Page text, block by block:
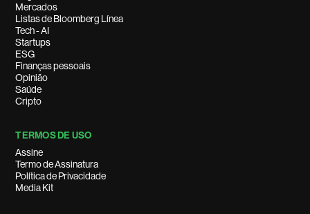
Mercados
Listas de Bloomberg Línea
Tech - AI
Startups
ESG
Finanças pessoais
Opinião
Saúde
Cripto
TERMOS DE USO
Assine
Termo de Assinatura
Política de Privacidade
Media Kit